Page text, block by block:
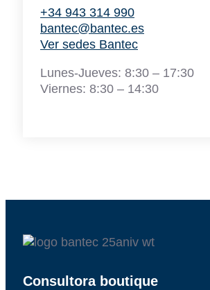
+34 943 314 990
bantec@bantec.es
Ver sedes Bantec
Lunes-Jueves: 8:30 – 17:30
Viernes: 8:30 – 14:30
Consultora boutique